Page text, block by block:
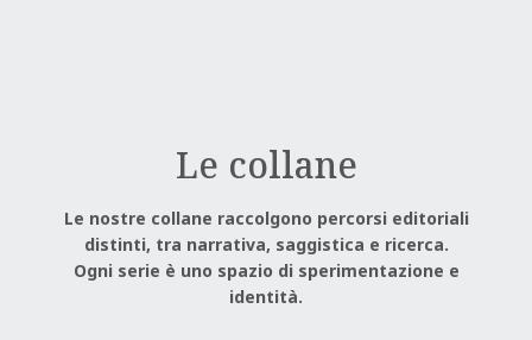
Le collane
Le nostre collane raccolgono percorsi editoriali
distinti, tra narrativa, saggistica e ricerca.
Ogni serie è uno spazio di sperimentazione e
identità.